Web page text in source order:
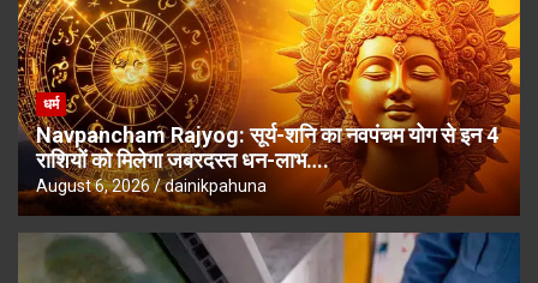
धर्म
Navpancham Rajyog: सूर्य-शनि का नवपंचम योग से इन 4
राशियों को मिलेगा जबरदस्त धन-लाभ….
August 6, 2026 dainikpahuna